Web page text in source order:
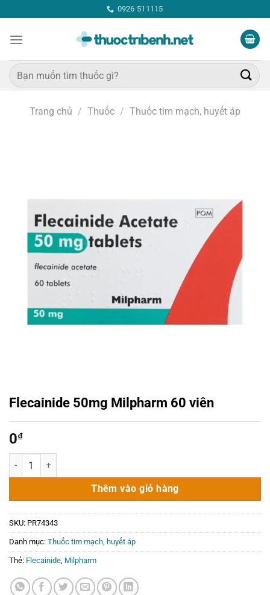
qua
nội
0926 511115
Tìm
kiếm:
Trang chủ / Thuốc / Thuốc tim mạch, huyết áp
Flecainide 50mg Milpharm 60 viên
0₫
Flecainide 50mg Milpharm 60 viên số lượng
Thêm vào giỏ hàng
SKU: PR74343
Danh mục: Thuốc tim mạch, huyết áp
Thẻ: Flecainide, Milpharm